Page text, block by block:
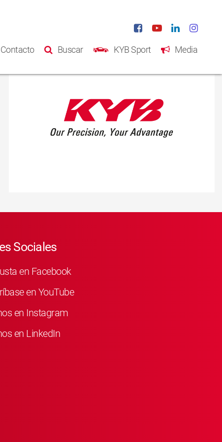
Contacto Buscar KYB Sport Media
Sociales
en Facebook
en YouTube
en Instagram
en LinkedIn